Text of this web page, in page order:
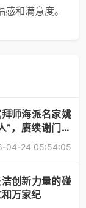
和满意度。
师海派名家姚
”，赓续谢门艺
04-24 05:54:05
创新力量的碰
和万家纪